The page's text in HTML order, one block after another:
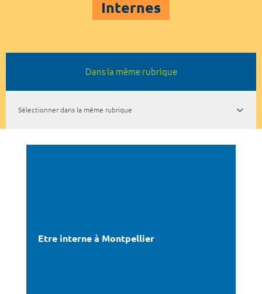
Internes
Dans la même rubrique
Sélectionner dans la même rubrique
Etre interne à Montpellier